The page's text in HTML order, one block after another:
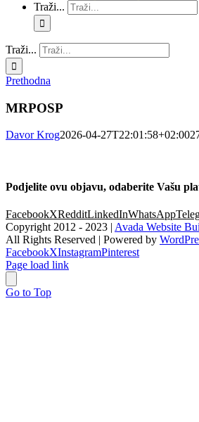
Traži...
Traži...
Prethodna
MRPOSP
Davor Krog2026-04-27T22:01:58+02:00
Podjelite ovu objavu, odaberite Vašu
FacebookXRedditLinkedInWhatsApp
Copyright 2012 - 2023 | Avada Website
All Rights Reserved | Powered by
FacebookXInstagramPinterest
Page load link
Go to Top